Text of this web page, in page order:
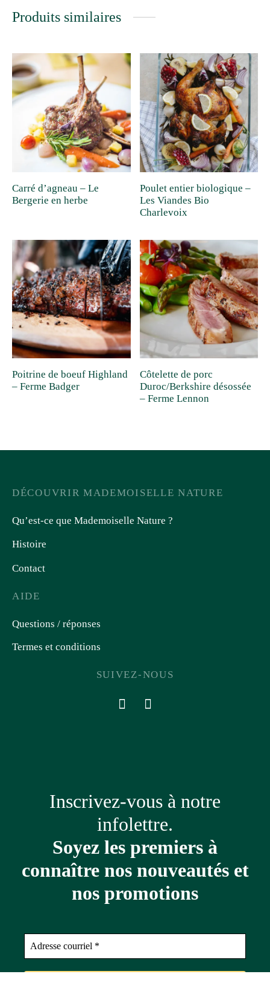
Produits similaires
Carré d’agneau – Le
Bergerie en herbe
Poulet entier biologique –
Les Viandes Bio
Charlevoix
Poitrine de boeuf Highland
– Ferme Badger
Côtelette de porc
Duroc/Berkshire désossée
– Ferme Lennon
DÉCOUVRIR MADEMOISELLE NATURE
Qu’est-ce que Mademoiselle Nature ?
Histoire
Contact
AIDE
Questions / réponses
Termes et conditions
SUIVEZ-NOUS
Inscrivez-vous à notre
infolettre.
Soyez les premiers à
connaître nos nouveautés et
nos promotions
*